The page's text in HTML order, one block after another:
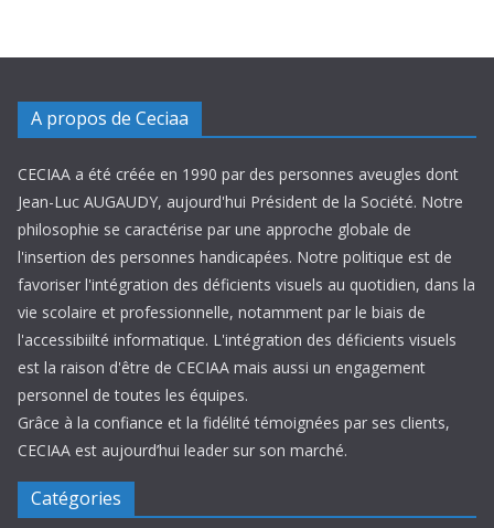
A propos de Ceciaa
CECIAA a été créée en 1990 par des personnes aveugles dont
Jean-Luc AUGAUDY, aujourd'hui Président de la Société. Notre
philosophie se caractérise par une approche globale de
l'insertion des personnes handicapées. Notre politique est de
favoriser l'intégration des déficients visuels au quotidien, dans la
vie scolaire et professionnelle, notamment par le biais de
l'accessibiilté informatique. L'intégration des déficients visuels
est la raison d'être de CECIAA mais aussi un engagement
personnel de toutes les équipes.
Grâce à la confiance et la fidélité témoignées par ses clients,
CECIAA est aujourd’hui leader sur son marché.
Catégories